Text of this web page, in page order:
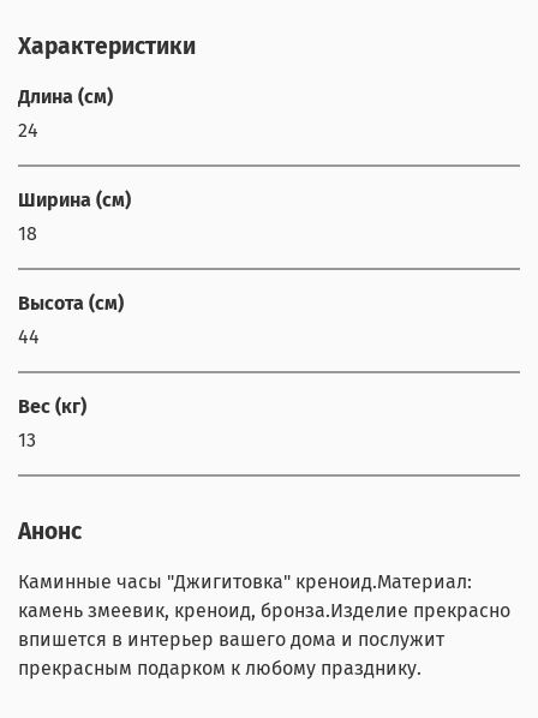
Характеристики
Длина (см)
24
Ширина (см)
18
Высота (см)
44
Вес (кг)
13
Анонс
Каминные часы "Джигитовка" креноид.Материал:
камень змеевик, креноид, бронза.Изделие прекрасно
впишется в интерьер вашего дома и послужит
прекрасным подарком к любому празднику.